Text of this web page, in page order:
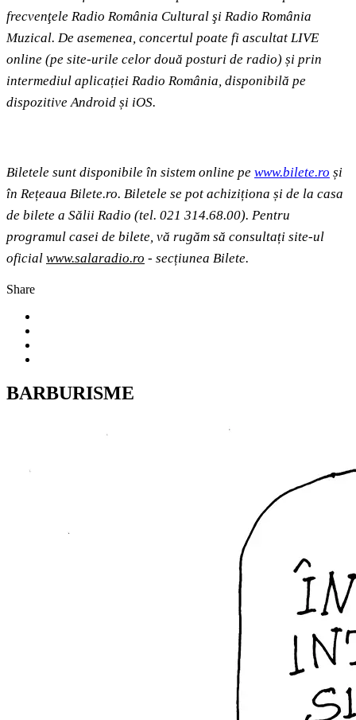
frecvenţele Radio România Cultural şi Radio România
Muzical. De asemenea, concertul poate fi ascultat LIVE
online (pe site-urile celor două posturi de radio) și prin
intermediul aplicației Radio România, disponibilă pe
dispozitive Android și iOS.
Biletele sunt disponibile în sistem online pe www.bilete.ro și
în Rețeaua Bilete.ro. Biletele se pot achiziționa și de la casa
de bilete a Sălii Radio (tel. 021 314.68.00). Pentru
programul casei de bilete, vă rugăm să consultați site-ul
oficial www.salaradio.ro - secțiunea Bilete.
Share
BARBURISME